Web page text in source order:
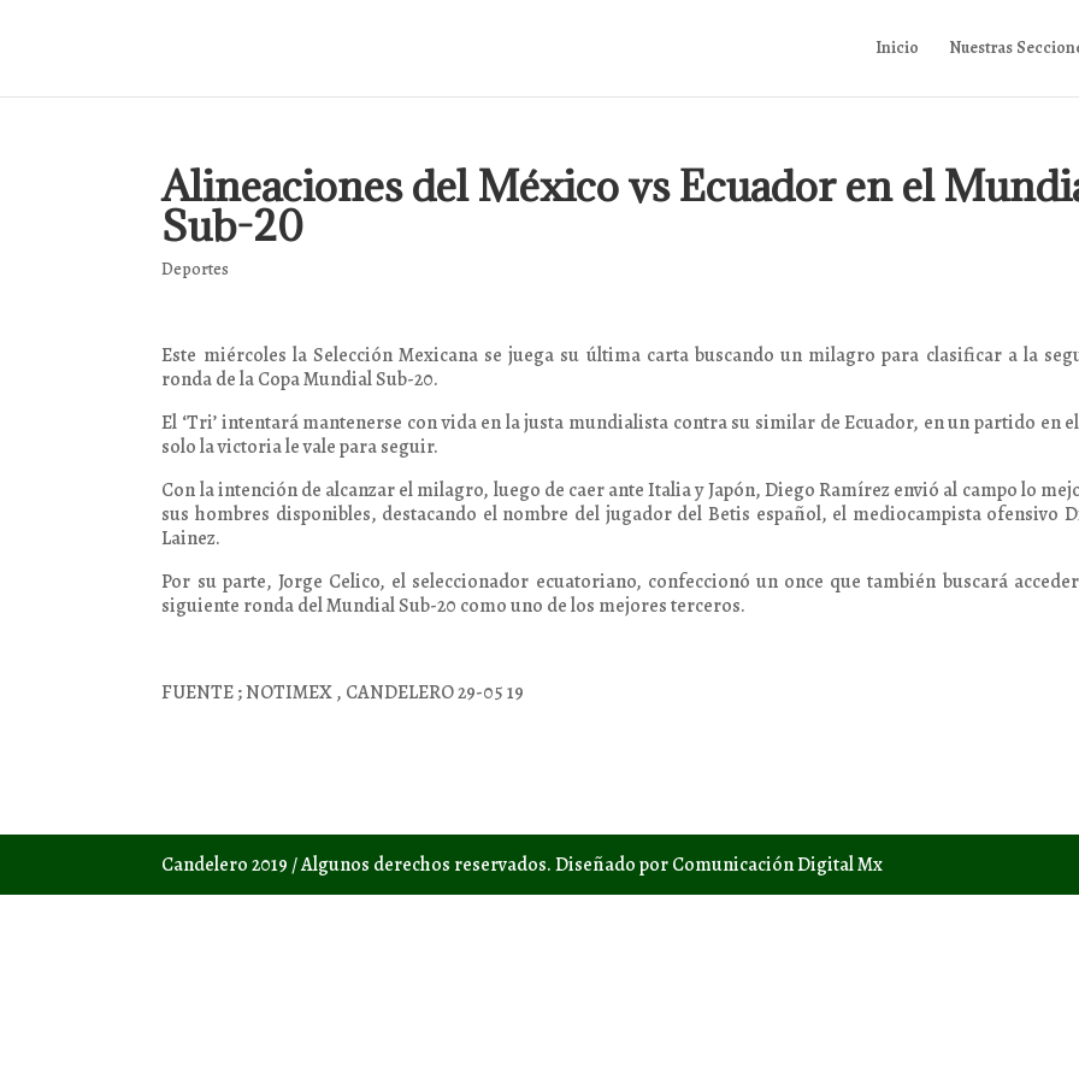
Inicio Nuestras
Alineaciones del México vs Ecuador en el
Sub-20
Deportes
Este miércoles la Selección Mexicana se juega su última carta buscando un milagro para clasificar a la
ronda de la Copa Mundial Sub-20.
El ‘Tri’ intentará mantenerse con vida en la justa mundialista contra su similar de Ecuador, en un partido en
solo la victoria le vale para seguir.
Con la intención de alcanzar el milagro, luego de caer ante Italia y Japón, Diego Ramírez envió al campo lo
sus hombres disponibles, destacando el nombre del jugador del Betis español, el mediocampista ofensivo
Lainez.
Por su parte, Jorge Celico, el seleccionador ecuatoriano, confeccionó un once que también buscará
siguiente ronda del Mundial Sub-20 como uno de los mejores terceros.
FUENTE ; NOTIMEX , CANDELERO 29-05 19
Candelero 2019 / Algunos derechos reservados. Diseñado por Comunicación Digital Mx